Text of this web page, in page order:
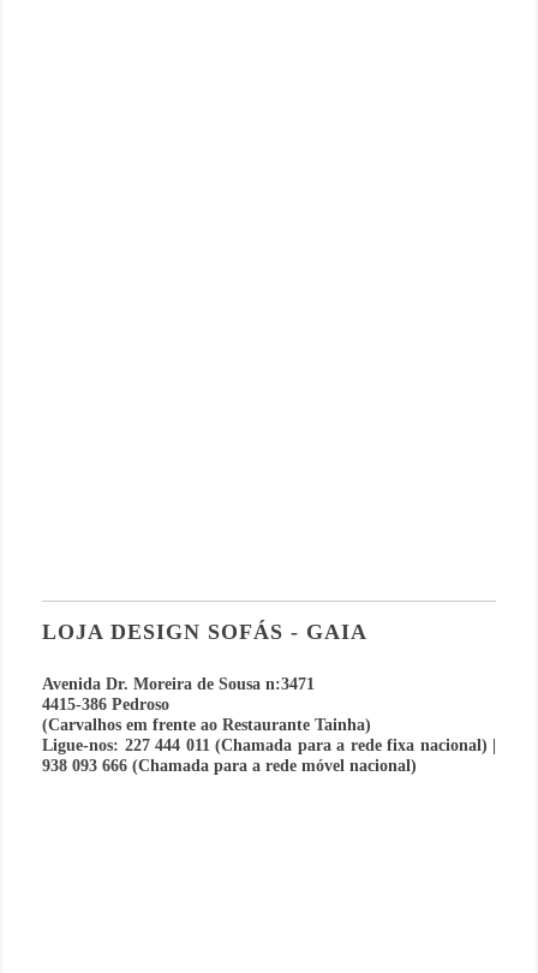
LOJA DESIGN SOFÁS - GAIA
Avenida Dr. Moreira de Sousa n:3471
4415-386 Pedroso
(Carvalhos em frente ao Restaurante Tainha)
Ligue-nos: 227 444 011 (Chamada para a rede fixa nacional) |
938 093 666 (Chamada para a rede móvel nacional)